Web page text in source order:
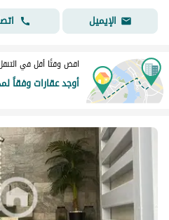
الإيميل
اقض وقتًا أقل في
أوجد عقارات وفقاً